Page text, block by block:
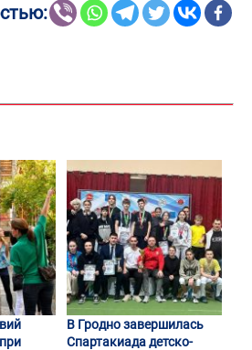
В Гродно завершилась
Спартакиада детско-